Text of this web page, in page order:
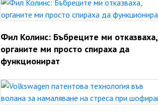
Фил Колинс: Бъбреците ми отказваха,
органите ми просто спираха да
функционират